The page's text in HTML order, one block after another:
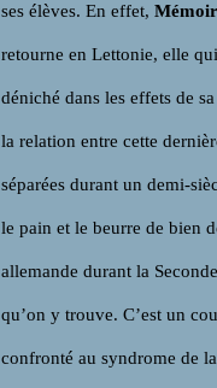
ses élèves. En effet,
retourne en Lettonie, elle
déniché dans les effets de
la relation entre cette
séparées durant un demi-
le pain et le beurre de bien
allemande durant la
qu’on y trouve. C’est un
confronté au syndrome de